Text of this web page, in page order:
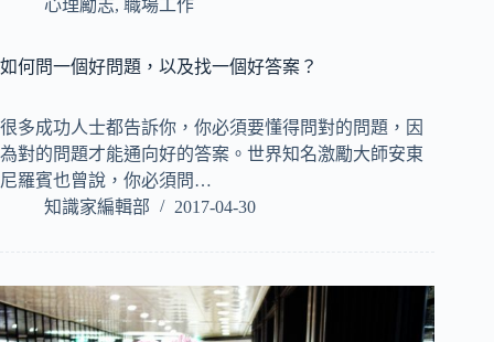
心理勵志, 職場工作
如何問一個好問題，以及找一個好答案？
很多成功人士都告訴你，你必須要懂得問對的問題，因
為對的問題才能通向好的答案。世界知名激勵大師安東
尼羅賓也曾說，你必須問…
知識家編輯部
2017-04-30